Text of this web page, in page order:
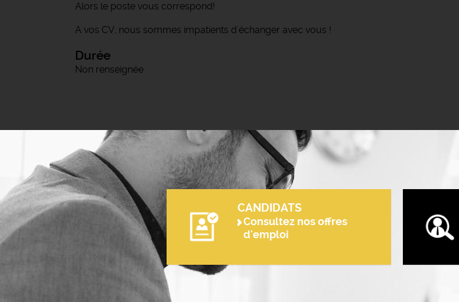
Alors le poste vous correspond!
A vos CV, nous sommes impatients d'échanger avec vous !
Durée
Non renseignée
CANDIDATS
Consultez nos offres
d'emploi